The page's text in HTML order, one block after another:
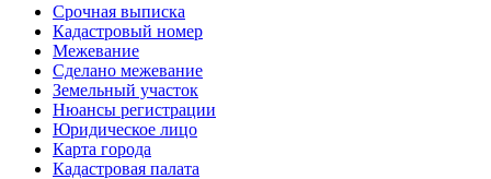
Срочная выписка
Кадастровый номер
Межевание
Сделано межевание
Земельный участок
Нюансы регистрации
Юридическое лицо
Карта города
Кадастровая палата